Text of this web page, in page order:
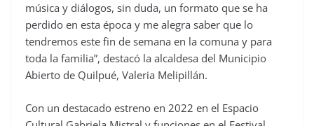
música y diálogos, sin duda, un formato que se ha
perdido en esta época y me alegra saber que lo
tendremos este fin de semana en la comuna y para
toda la familia”, destacó la alcaldesa del Municipio
Abierto de Quilpué, Valeria Melipillán.
Con un destacado estreno en 2022 en el Espacio